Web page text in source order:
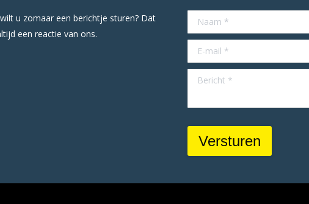
u zomaar een berichtje sturen? Dat
een reactie van ons.
Naam *
E-mail *
Bericht *
Versturen